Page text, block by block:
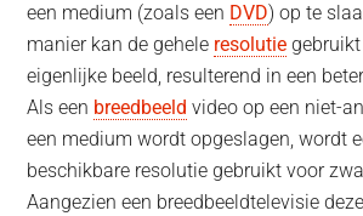
een medium (zoals een DVD) op te
manier kan de gehele resolutie
eigenlijke beeld, resulterend in een
Als een breedbeeld video op een niet-
een medium wordt opgeslagen, wordt
beschikbare resolutie gebruikt voor
Aangezien een breedbeeldtelevisie